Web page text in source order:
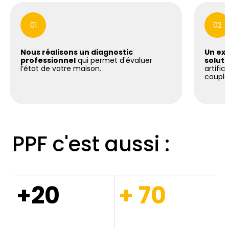
01
Nous réalisons un diagnostic
professionnel qui permet d'évaluer
l’état de votre maison.
02
Un
PPF c'est aussi :
+20 + 70